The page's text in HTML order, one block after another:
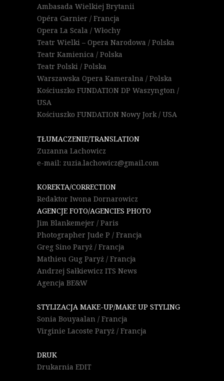
Ambasada Wielkiej Brytanii
Opéra Garnier / Francja
Opera La Scala / Włochy
Teatr Wielki – Opera Narodowa / Polska
Teatr Kamienica / Polska
Teatr Polski / Polska
Warszawska Opera Kameralna / Polska
Kościuszko FUNDATION DP Waszyngton /
USA
Kościuszko FUNDATION Nowy Jork / USA
TŁUMACZENIE/TRANSLATION
Zuzanna Lachowicz
e-mail: zuzia.lachowicz@gmail.com
KOREKTA/CORRECTION
Redaktor Iwona Dornarowicz
AGENCJE FOTO/AGENCIES PHOTO
Jim Blankemejer / Paris
Photographer Jude P / Francja
Greg Sino Paryż / Francja
Mathieu Gug Paryż / Francja
Andrzej Sałkiewicz ITS News
Agencja BE&W
STYLIZACJA MAKE-UP/MAKE UP STYLING
Sonia Bouyaalan / Francja
Virginie Lacoste Paryż / Francja
DRUK
Drukarnia EDIT